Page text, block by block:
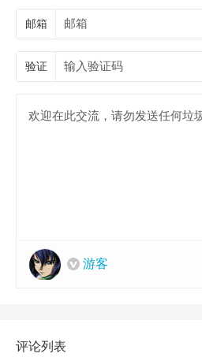
邮箱
验证
游客
评论列表